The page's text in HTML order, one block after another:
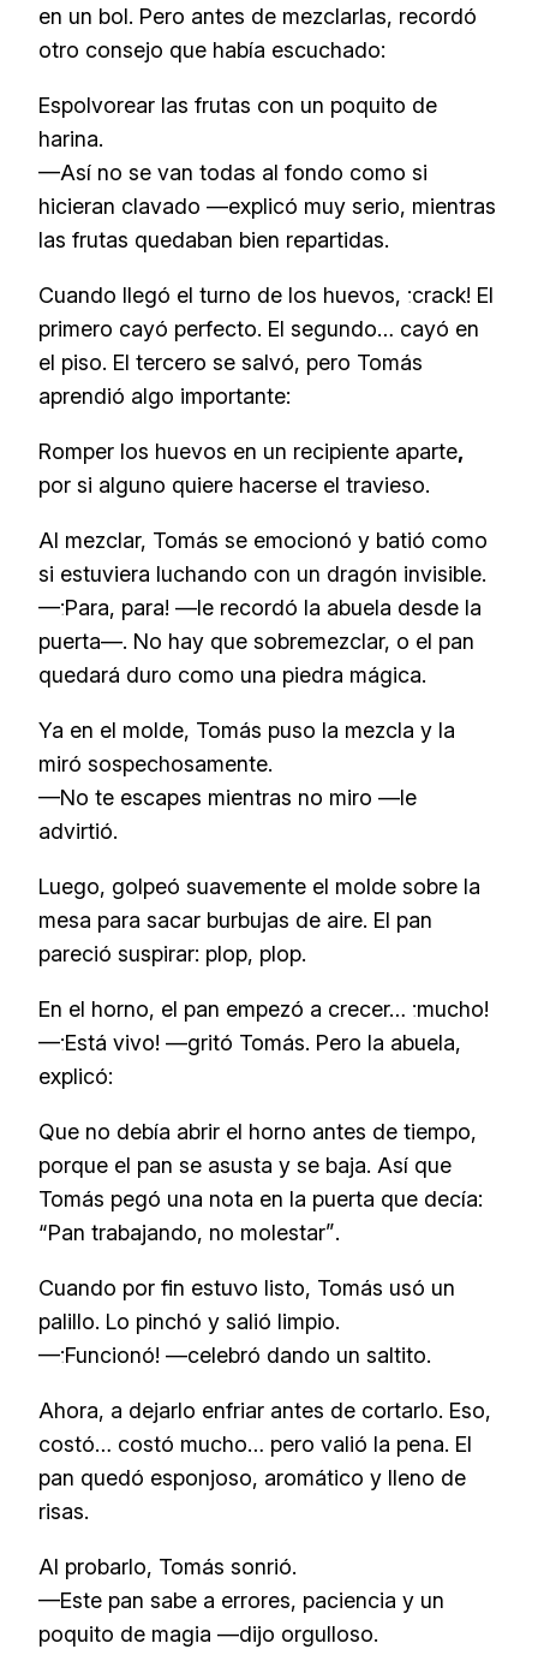
en un bol. Pero antes de mezclarlas, recordó
otro consejo que había escuchado:
Espolvorear las frutas con un poquito de
harina.
—Así no se van todas al fondo como si
hicieran clavado —explicó muy serio, mientras
las frutas quedaban bien repartidas.
Cuando llegó el turno de los huevos, ¡crack! El
primero cayó perfecto. El segundo… cayó en
el piso. El tercero se salvó, pero Tomás
aprendió algo importante:
Romper los huevos en un recipiente aparte,
por si alguno quiere hacerse el travieso.
Al mezclar, Tomás se emocionó y batió como
si estuviera luchando con un dragón invisible.
—¡Para, para! —le recordó la abuela desde la
puerta—. No hay que sobremezclar, o el pan
quedará duro como una piedra mágica.
Ya en el molde, Tomás puso la mezcla y la
miró sospechosamente.
—No te escapes mientras no miro —le
advirtió.
Luego, golpeó suavemente el molde sobre la
mesa para sacar burbujas de aire. El pan
pareció suspirar: plop, plop.
En el horno, el pan empezó a crecer… ¡mucho!
—¡Está vivo! —gritó Tomás. Pero la abuela,
explicó:
Que no debía abrir el horno antes de tiempo,
porque el pan se asusta y se baja. Así que
Tomás pegó una nota en la puerta que decía:
“Pan trabajando, no molestar”.
Cuando por fin estuvo listo, Tomás usó un
palillo. Lo pinchó y salió limpio.
—¡Funcionó! —celebró dando un saltito.
Ahora, a dejarlo enfriar antes de cortarlo. Eso,
costó… costó mucho… pero valió la pena. El
pan quedó esponjoso, aromático y lleno de
risas.
Al probarlo, Tomás sonrió.
—Este pan sabe a errores, paciencia y un
poquito de magia —dijo orgulloso.